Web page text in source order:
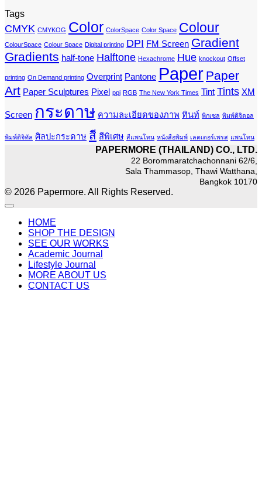
Tags
CMYK CMYKOG Color ColorSpace Color Space Colour
ColourSpace Colour Space Digital printing DPI FM Screen Gradient
Gradients half-tone Halftone Hexachrome Hue knockout Offset
printing On Demand printing Overprint Pantone Paper Paper
Art Paper Sculptures Pixel ppi RGB The New York Times Tint Tints XM
Screen กระดาษ ความละเอียดของภาพ ทินท์ พิกเซล พิมพ์ดิจิตอล
พิมพ์ดิจิทัล ศิลปะกระดาษ สี สีพิเศษ สีแพนโทน หนังสือพิมพ์ เลตเตอร์เพรส แพนโทน
PAPERMORE (THAILAND) CO., LTD.
22 Borommaratchachonnani 62/6,
Sala Thammasop, Thawi Watthana,
Bangkok 10170
© 2026 Papermore. All Rights Reserved.
HOME
SHOP THE DESIGN
SEE OUR WORKS
Academic Journal
Lifestyle Journal
MORE ABOUT US
CONTACT US